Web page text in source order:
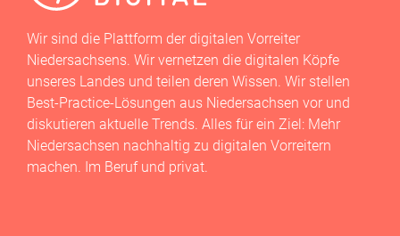
Wir sind die Plattform der digitalen Vorreiter
Niedersachsens. Wir vernetzen die digitalen Köpfe
unseres Landes und teilen deren Wissen. Wir stellen
Best-Practice-Lösungen aus Niedersachsen vor und
diskutieren aktuelle Trends. Alles für ein Ziel: Mehr
Niedersachsen nachhaltig zu digitalen Vorreitern
machen. Im Beruf und privat.